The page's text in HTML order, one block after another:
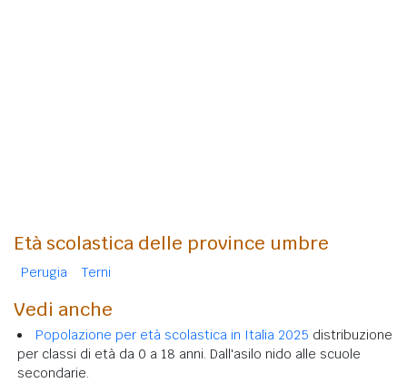
Età scolastica delle province umbre
Perugia Terni
Vedi anche
Popolazione per età scolastica in Italia 2025 distribuzione
per classi di età da 0 a 18 anni. Dall'asilo nido alle scuole
secondarie.